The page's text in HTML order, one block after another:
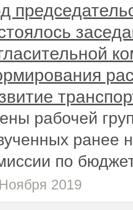
рабочей
ранее
по
2019